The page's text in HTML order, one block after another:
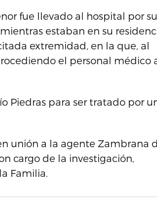
fue llevado al hospital por
estaban en su
extremidad, en la que, al
el personal médico
Piedras para ser tratado por
unión a la agente Zambrana
cargo de la investigación,
Familia.